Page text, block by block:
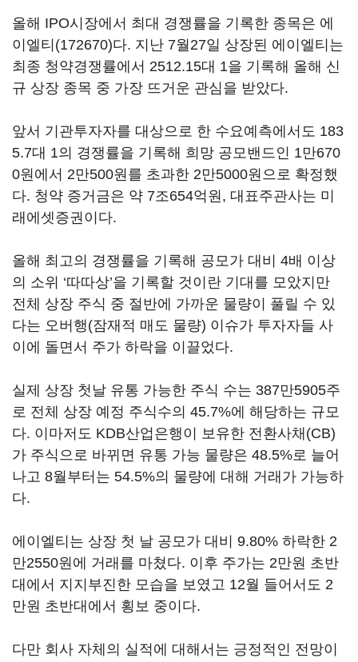
올해 IPO시장에서 최대 경쟁률을 기록한 종목은 에
이엘티(172670)다. 지난 7월27일 상장된 에이엘티는
최종 청약경쟁률에서 2512.15대 1을 기록해 올해 신
규 상장 종목 중 가장 뜨거운 관심을 받았다.
앞서 기관투자자를 대상으로 한 수요예측에서도 183
5.7대 1의 경쟁률을 기록해 희망 공모밴드인 1만670
0원에서 2만500원를 초과한 2만5000원으로 확정했
다. 청약 증거금은 약 7조654억원, 대표주관사는 미
래에셋증권이다.
올해 최고의 경쟁률을 기록해 공모가 대비 4배 이상
의 소위 ‘따따상’을 기록할 것이란 기대를 모았지만
전체 상장 주식 중 절반에 가까운 물량이 풀릴 수 있
다는 오버행(잠재적 매도 물량) 이슈가 투자자들 사
이에 돌면서 주가 하락을 이끌었다.
실제 상장 첫날 유통 가능한 주식 수는 387만5905주
로 전체 상장 예정 주식수의 45.7%에 해당하는 규모
다. 이마저도 KDB산업은행이 보유한 전환사채(CB)
가 주식으로 바뀌면 유통 가능 물량은 48.5%로 늘어
나고 8월부터는 54.5%의 물량에 대해 거래가 가능하
다.
에이엘티는 상장 첫 날 공모가 대비 9.80% 하락한 2
만2550원에 거래를 마쳤다. 이후 주가는 2만원 초반
대에서 지지부진한 모습을 보였고 12월 들어서도 2
만원 초반대에서 횡보 중이다.
다만 회사 자체의 실적에 대해서는 긍정적인 전망이